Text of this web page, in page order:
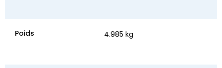
Poids 4.985 kg